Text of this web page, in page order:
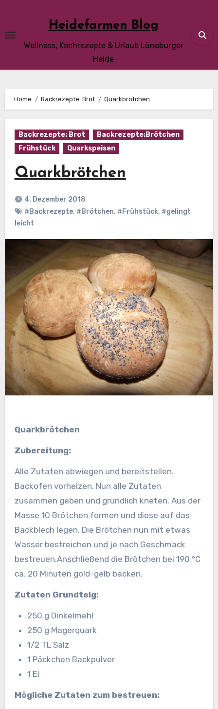
content
Heidefarmen Blog
Wellness, Kochrezepte & Urlaub Lüneburger
Heide
Home Backrezepte: Brot Quarkbrötchen
Backrezepte: Brot
Backrezepte:Brötchen
Frühstück
Quarkspeisen
Quarkbrötchen
4. Dezember 2018
#Backrezepte, #Brötchen, #Frühstück, #gelingt
leicht
Quarkbrötchen
Zubereitung:
Alle Zutaten abwiegen und bereitstellen.
Backofen vorheizen. Nun alle Zutaten
zusammen geben und gründlich kneten. Aus der
Masse 10 Brötchen formen und diese auf das
Backblech legen. Die Brötchen nun mit etwas
Wasser bestreichen und je nach Geschmack
bestreuen.Anschließend die Brötchen bei 190 °C
ca. 20 Minuten gold-gelb backen.
Zutaten Grundteig:
250 g Dinkelmehl
250 g Magerquark
1/2 TL Salz
1 Päckchen Backpulver
1 Ei
Mögliche Zutaten zum bestreuen: